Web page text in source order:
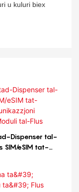
u kuluri biex
Dispenser tal-
SIM/eSIM tat-